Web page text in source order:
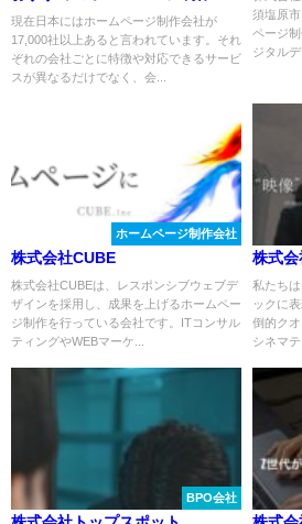
社おすすめ４選
現在日本にはホームページ制作会社が
17,000社以上あると言われています。それ
ぞれの会社ごとに特徴や対応できるサービ
スが異なるだけでなく、会...
須塩原
ページ
ジタル
ホームページ制作会社
株式会社CUBE
株式会社CUBEは、レスポンシブウェブデ
ザインを採用し、成果を上げるホームペー
ジ制作を行っている会社です。ITコンサル
ティングやWEBマーケ...
株式会
私たち
ックに
倒的ク
シネマ
BPO会社